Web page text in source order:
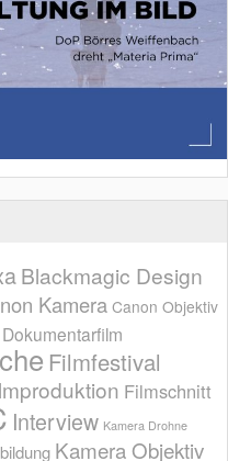
Blackmagic Design
KameraCanon Objektiv
Dokumentarfilm
Filmfestival
Filmschnitt
Interview Kamera Drohne
Kamera Objektiv